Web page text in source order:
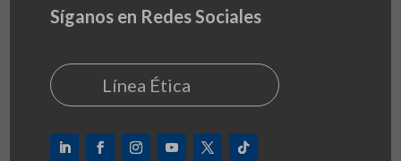
Síganos en Redes Sociales
Línea Ética